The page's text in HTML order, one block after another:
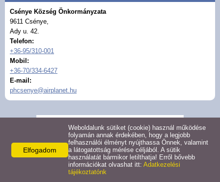
Közérdekű adatok
Civil szervezetek
Közművelődés
Látnivalók
Csénye Község Önkormányzata
9611 Csénye,
Ady u. 42.
Telefon:
+36-95/310-001
Mobil:
+36-70/334-6427
E-mail:
phcsenye@airplanet.hu
Elfogadom
Weboldalunk sütiket (cookie) használ működése
folyamán annak érdekében, hogy a legjobb
felhasználói élményt nyújthassa Önnek, valamint
a látogatottság mérése céljából. A sütik
használatát bármikor letilthatja! Erről bővebb
információkat olvashat itt: Adatkezelési
tájékoztatónk